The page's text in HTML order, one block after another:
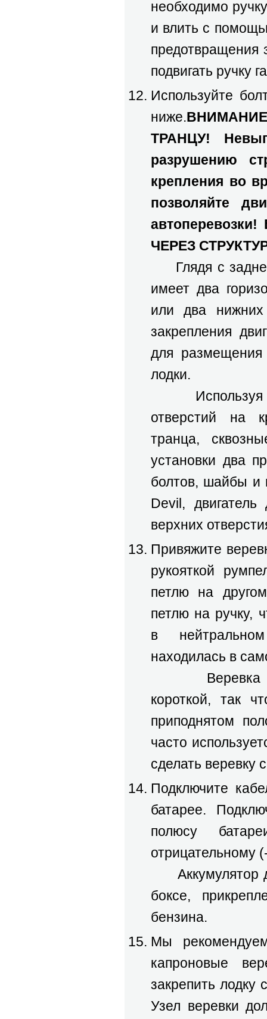
необходимо
и влить с
предотвращения
подвигать ручку
Используйте
ниже.
ТРАНЦУ!
разрушению
крепления во
позволяйте
ЧЕРЕЗ
Глядя с
имеет два
или два
закрепления
для размещения
лодки.
Используя 3/
отверстий на
транца,
установки два
болтов, шайбы и
Devil,
верхних
Привяжите
рукояткой
петлю на
петлю на ручку,
в
находилась в
Веревка
короткой, так
приподнятом
часто
сделать веревку
Подключите
батарее.
полюсу
отрицательному
Аккумулятор
боксе,
бензина.
Мы
капроновые
закрепить лодку
Узел веревки